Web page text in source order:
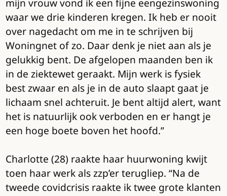
mijn vrouw vond ik een fijne eengezinswoning
waar we drie kinderen kregen. Ik heb er nooit
over nagedacht om me in te schrijven bij
Woningnet of zo. Daar denk je niet aan als je
gelukkig bent. De afgelopen maanden ben ik
in de ziektewet geraakt. Mijn werk is fysiek
best zwaar en als je in de auto slaapt gaat je
lichaam snel achteruit. Je bent altijd alert, want
het is natuurlijk ook verboden en er hangt je
een hoge boete boven het hoofd.”
Charlotte (28) raakte haar huurwoning kwijt
toen haar werk als zzp’er terugliep. “Na de
tweede covidcrisis raakte ik twee grote klanten